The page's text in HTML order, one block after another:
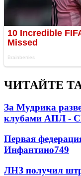
ЧИТАЙТЕ
За Мудрика
клубами АПЛ -
Первая
Инфантино749
ЛНЗ получил